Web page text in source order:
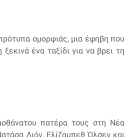
ομορφιάς, μια έφηβη που
ένα ταξίδι για να βρει τη
πατέρα τους στη Νέα
Λιόν, Ελίζαμπεθ Όλσεν και